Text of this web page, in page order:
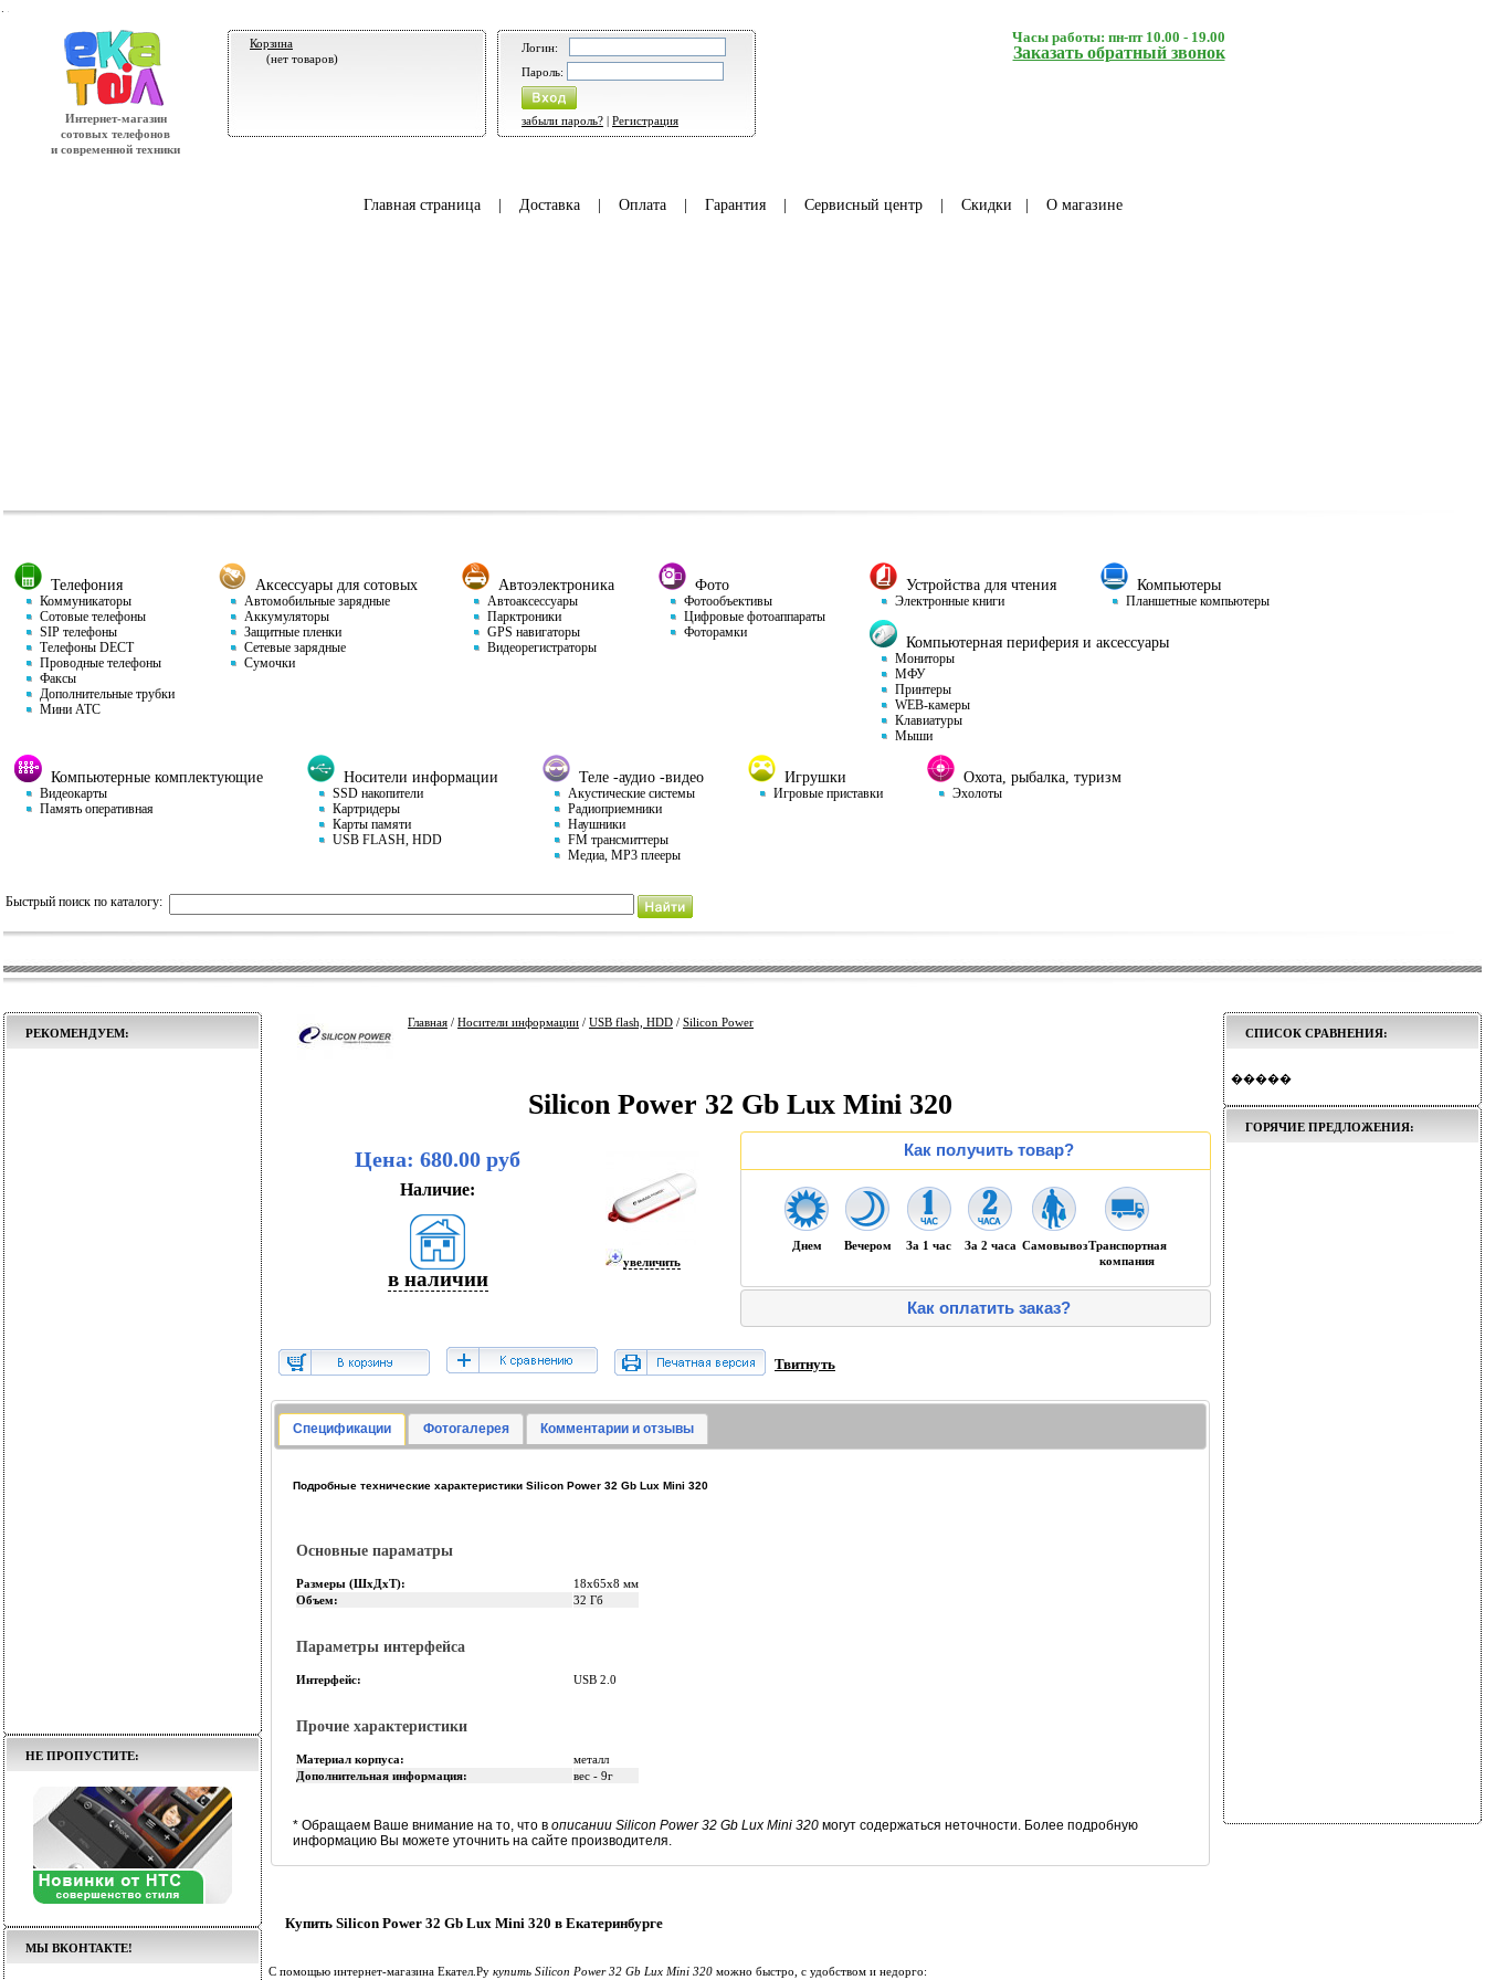
Интернет-магазин
сотовых телефонов
и современной техники
Корзина
(нет товаров)
Логин:
Пароль:
забыли пароль? | Регистрация
Часы работы: пн-пт 10.00 - 19.00
Заказать обратный звонок
Главная страница| Доставка| Оплата| Гарантия| Сервисный центр| Скидки О магазине
Телефония
Коммуникаторы
Сотовые телефоны
SIP телефоны
Телефоны DECT
Проводные телефоны
Факсы
Дополнительные трубки
Мини АТС
Аксессуары для сотовых
Автомобильные зарядные
Аккумуляторы
Защитные пленки
Сетевые зарядные
Сумочки
Автоэлектроника
Автоаксессуары
Парктроники
GPS навигаторы
Видеорегистраторы
Фото
Фотообъективы
Цифровые фотоаппараты
Фоторамки
Устройства для чтения
Электронные книги
Компьютеры
Планшетные компьютеры
Компьютерная периферия и аксессуары
Мониторы
МФУ
Принтеры
WEB-камеры
Клавиатуры
Мыши
Компьютерные комплектующие
Видеокарты
Память оперативная
Носители информации
SSD накопители
Картридеры
Карты памяти
USB FLASH, HDD
Теле -аудио -видео
Акустические системы
Радиоприемники
Наушники
FM трансмиттеры
Медиа, MP3 плееры
Игрушки
Игровые приставки
Охота, рыбалка, туризм
Эхолоты
Быстрый поиск по каталогу:
РЕКОМЕНДУЕМ:
НЕ ПРОПУСТИТЕ:
МЫ ВКОНТАКТЕ!
Главная / Носители информации / USB flash, HDD / Silicon Power
Silicon Power 32 Gb Lux Mini 320
Цена: 680.00 руб
Наличие:
в наличии
увеличить
Как получить товар?
Днем Вечером За 1 час За 2 часа СамовывозТранспортная
компания
Как оплатить заказ?
Твитнуть
Спецификации Фотогалерея Комментарии и отзывы
Подробные технические характеристики Silicon Power 32 Gb Lux Mini 320
Основные параматры
Размеры (ШхДхТ):
18x65x8 мм
Объем:
32 Гб
Параметры интерфейса
Интерфейс: USB 2.0
Прочие характеристики
Материал корпуса:
металл
Дополнительная информация:
вес - 9г
* Обращаем Ваше внимание на то, что вописании Silicon Power 32 Gb Lux Mini 320 могут содержаться неточности. Более подробную
информацию Вы можете уточнить на сайте производителя.
Купить Silicon Power 32 Gb Lux Mini 320 в Екатеринбурге
С помощью интернет-магазина Екател.Ру купить Silicon Power 32 Gb Lux Mini 320 можно быстро, с удобством и недорго:
СПИСОК СРАВНЕНИЯ:
�����
ГОРЯЧИЕ ПРЕДЛОЖЕНИЯ: